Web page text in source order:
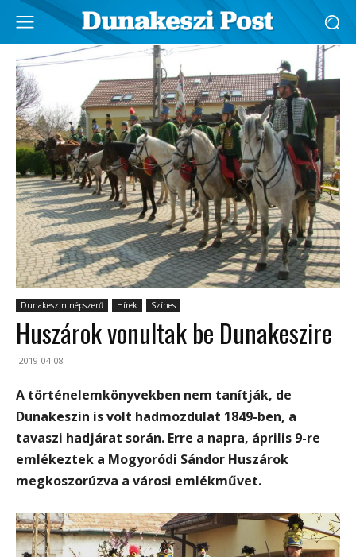
Dunakeszin népszerű Hírek Színes
Huszárok vonultak be Dunakeszire
2019-04-08
A történelemkönyvekben nem tanítják, de
Dunakeszin is volt hadmozdulat 1849-ben, a
tavaszi hadjárat során. Erre a napra, április 9-re
emlékeztek a Mogyoródi Sándor Huszárok
megkoszorúzva a városi emlékművet.